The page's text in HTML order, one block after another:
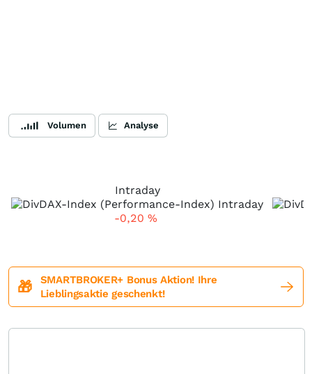
Volumen Analyse
Intraday
-0,20 %
🎁
SMARTBROKER+ Bonus Aktion! Ihre
Lieblingsaktie geschenkt!